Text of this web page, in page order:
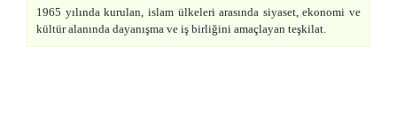
1965 yılında kurulan, islam ülkeleri arasında siyaset, ekonomi ve
kültür alanında dayanışma ve iş birliğini amaçlayan teşkilat.